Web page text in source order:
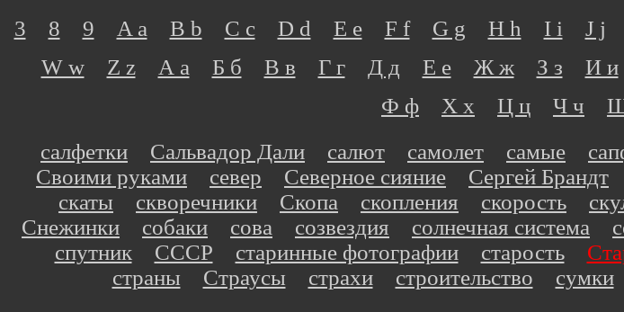
3 8 9 A a B b C c D d E e F f G g H h I i J j
W w
Z z А а Б б В в Г г Д д Е е Ж ж З з И и
Ф ф
Х х Ц ц Ч ч
салфетки
Сальвадор Дали салют самолет самые
Своими руками
север Северное сияние Сергей Брандт
скаты
скворечники Скопа скопления скорость
Снежинки
собаки сова созвездия солнечная система
спутник
СССР старинные фотографии старость
страны
Страусы страхи строительство сумки